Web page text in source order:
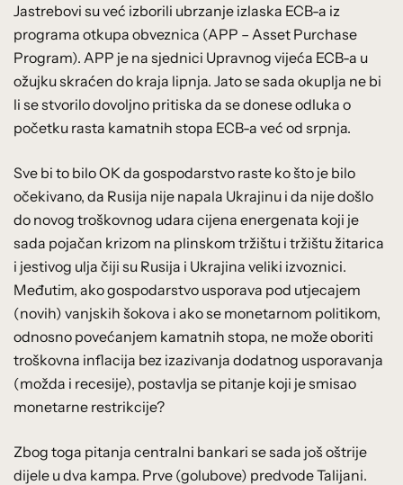
Jastrebovi su već izborili ubrzanje izlaska ECB-a iz
programa otkupa obveznica (APP – Asset Purchase
Program). APP je na sjednici Upravnog vijeća ECB-a u
ožujku skraćen do kraja lipnja. Jato se sada okuplja ne bi
li se stvorilo dovoljno pritiska da se donese odluka o
početku rasta kamatnih stopa ECB-a već od srpnja.
Sve bi to bilo OK da gospodarstvo raste ko što je bilo
očekivano, da Rusija nije napala Ukrajinu i da nije došlo
do novog troškovnog udara cijena energenata koji je
sada pojačan krizom na plinskom tržištu i tržištu žitarica
i jestivog ulja čiji su Rusija i Ukrajina veliki izvoznici.
Međutim, ako gospodarstvo usporava pod utjecajem
(novih) vanjskih šokova i ako se monetarnom politikom,
odnosno povećanjem kamatnih stopa, ne može oboriti
troškovna inflacija bez izazivanja dodatnog usporavanja
(možda i recesije), postavlja se pitanje koji je smisao
monetarne restrikcije?
Zbog toga pitanja centralni bankari se sada još oštrije
dijele u dva kampa. Prve (golubove) predvode Talijani.